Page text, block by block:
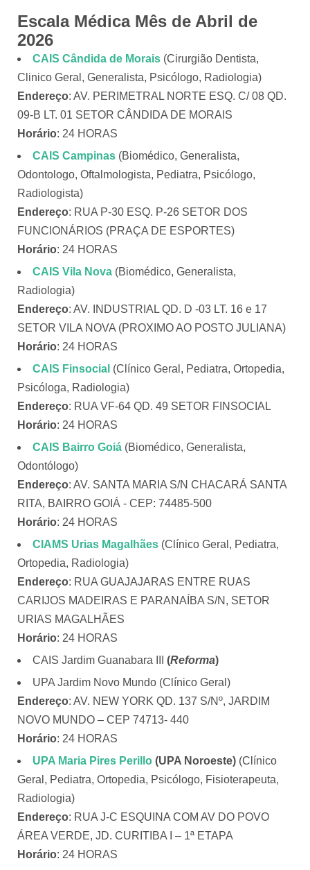
Escala Médica Mês de Abril de
2026
CAIS Cândida de Morais (Cirurgião Dentista,
Clinico Geral, Generalista, Psicólogo, Radiologia)
Endereço: AV. PERIMETRAL NORTE ESQ. C/ 08 QD.
09-B LT. 01 SETOR CÂNDIDA DE MORAIS
Horário: 24 HORAS
CAIS Campinas (Biomédico, Generalista,
Odontologo, Oftalmologista, Pediatra, Psicólogo,
Radiologista)
Endereço: RUA P-30 ESQ. P-26 SETOR DOS
FUNCIONÁRIOS (PRAÇA DE ESPORTES)
Horário: 24 HORAS
CAIS Vila Nova (Biomédico, Generalista,
Radiologia)
Endereço: AV. INDUSTRIAL QD. D -03 LT. 16 e 17
SETOR VILA NOVA (PROXIMO AO POSTO JULIANA)
Horário: 24 HORAS
CAIS Finsocial (Clínico Geral, Pediatra, Ortopedia,
Psicóloga, Radiologia)
Endereço: RUA VF-64 QD. 49 SETOR FINSOCIAL
Horário: 24 HORAS
CAIS Bairro Goiá (Biomédico, Generalista,
Odontólogo)
Endereço: AV. SANTA MARIA S/N CHACARÁ SANTA
RITA, BAIRRO GOIÁ - CEP: 74485-500
Horário: 24 HORAS
CIAMS Urias Magalhães (Clínico Geral, Pediatra,
Ortopedia, Radiologia)
Endereço: RUA GUAJAJARAS ENTRE RUAS
CARIJOS MADEIRAS E PARANAÍBA S/N, SETOR
URIAS MAGALHÃES
Horário: 24 HORAS
CAIS Jardim Guanabara III (Reforma)
UPA Jardim Novo Mundo (Clínico Geral)
Endereço: AV. NEW YORK QD. 137 S/Nº, JARDIM
NOVO MUNDO – CEP 74713- 440
Horário: 24 HORAS
UPA Maria Pires Perillo (UPA Noroeste) (Clínico
Geral, Pediatra, Ortopedia, Psicólogo, Fisioterapeuta,
Radiologia)
Endereço: RUA J-C ESQUINA COM AV DO POVO
ÁREA VERDE, JD. CURITIBA I – 1ª ETAPA
Horário: 24 HORAS